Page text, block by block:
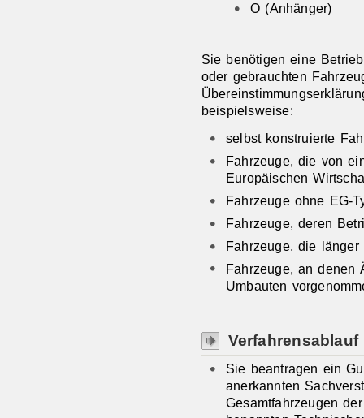
O (Anhänger)
Sie benötigen eine
oder gebrauchten
beispielsweise:
selbst konstruierte
Fahrzeuge, die von
Europäischen
Fahrzeuge ohne EG-
Fahrzeuge, deren
Fahrzeuge, die
Fahrzeuge, an denen
Umbauten
Verfahrensablauf
Sie beantragen ein
anerkannten
Gesamtfahrzeugen